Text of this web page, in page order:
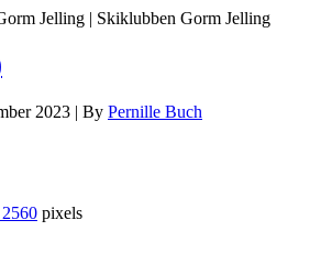
Jelling | Skiklubben Gorm Jelling
2023 | By Pernille Buch
pixels